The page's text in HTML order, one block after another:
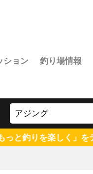
ション
釣り場情報
テーマにしたフィッ